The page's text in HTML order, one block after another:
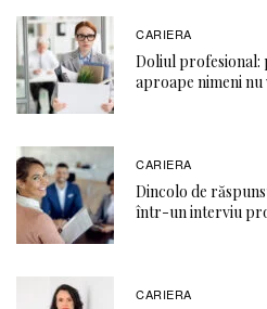
CARIERA
Doliul profesional:
aproape nimeni nu
CARIERA
Dincolo de
într-un interviu
CARIERA